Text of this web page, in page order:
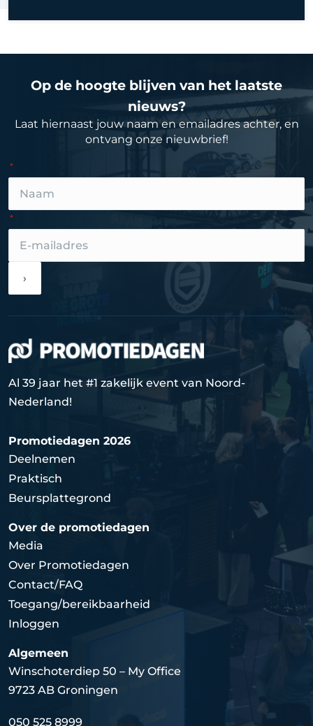
Op de hoogte blijven van het laatste
nieuws?
Laat hiernaast jouw naam en emailadres achter, en
ontvang onze nieuwbrief!
›
Al 39 jaar het #1 zakelijk event van Noord-
Nederland!
Promotiedagen 2026
Deelnemen
Praktisch
Beursplattegrond
Over de promotiedagen
Media
Over Promotiedagen
Contact/FAQ
Toegang/bereikbaarheid
Inloggen
Algemeen
Winschoterdiep 50 – My Office
9723 AB Groningen
050 525 8999